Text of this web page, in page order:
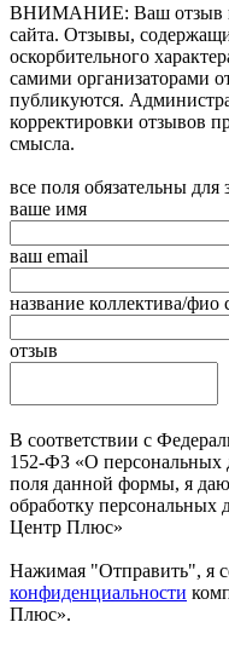
ВНИМАНИЕ: Ваш отзыв
сайта. Отзывы,
оскорбительного
самими организаторами
публикуются.
корректировки отзывов
смысла.
все поля обязательны для
ваше имя
ваш email
название коллектива/фио
отзыв
В соответствии с
152-ФЗ «О персональных
поля данной формы, я даю
обработку
Центр Плюс»
Нажимая "Отправить", я
конфиденциальности
Плюс».